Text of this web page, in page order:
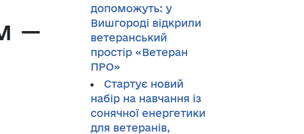
—
допоможуть: у
Вишгороді відкрили
ветеранський
простір «Ветеран
ПРО»
Стартує новий
набір на навчання із
сонячної енергетики
для ветеранів,